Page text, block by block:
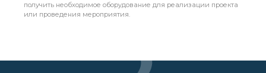
получить необходимое оборудование для реализации проекта
или проведения мероприятия.